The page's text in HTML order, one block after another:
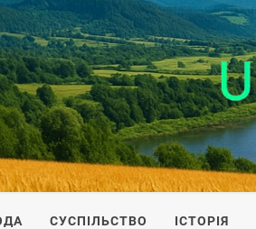
IS
СУСПІЛЬСТВО ІСТОРІЯ